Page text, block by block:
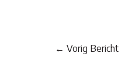
Post
← Vorig Bericht